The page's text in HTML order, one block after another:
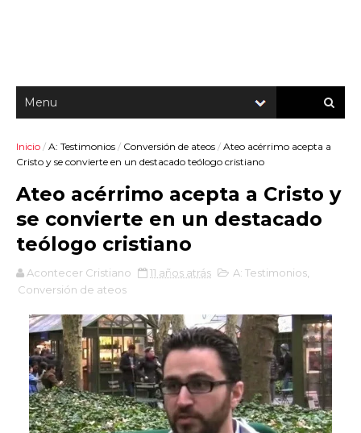
Inicio / A: Testimonios / Conversión de ateos / Ateo acérrimo acepta a
Cristo y se convierte en un destacado teólogo cristiano
Ateo acérrimo acepta a Cristo y
se convierte en un destacado
teólogo cristiano
Acontecer Cristiano 11 años atrás A: Testimonios
Conversión de ateos